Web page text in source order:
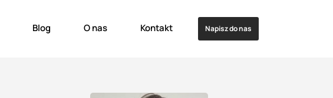
Blog O nas Kontakt Napisz do nas